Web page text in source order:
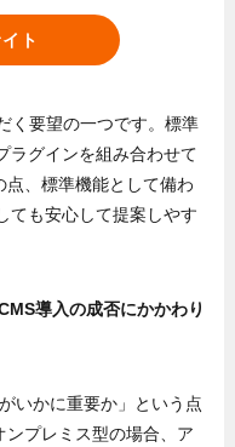
ト
く要望の一つです。標準
ラグインを組み合わせて
、標準機能として備わ
ても安心して提案しやす
導入の成否にかかわり
いかに重要か」という点
プレミス型の場合、ア